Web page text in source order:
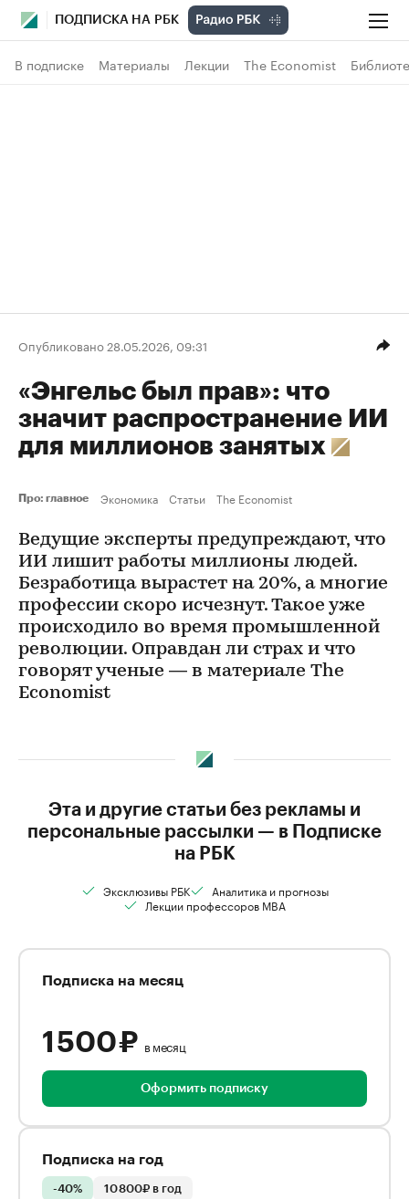
ПОДПИСКА НА РБК
В подписке Материалы Лекции The Economist
Опубликовано 28.05.2026, 09:31
«Энгельс был прав»: что
значит распространение ИИ
для миллионов занятых
Про: главное Экономика Статьи The Economist
Ведущие эксперты предупреждают, что
ИИ лишит работы миллионы людей.
Безработица вырастет на 20%, а многие
профессии скоро исчезнут. Такое уже
происходило во время промышленной
революции. Оправдан ли страх и что
говорят ученые — в материале The
Economist
Эта и другие статьи без рекламы и
персональные рассылки — в Подписке
на РБК
Эксклюзивы РБК
Аналитика и прогнозы
Лекции профессоров MBA
Подписка на месяц
1 500 ₽ в месяц
Оформить подписку
Подписка на год
-40% 10 800₽ в год